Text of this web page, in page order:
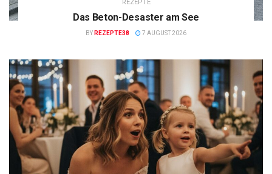
REZEPTE
Das Beton-Desaster am See
BY REZEPTE38 7 AUGUST 2026